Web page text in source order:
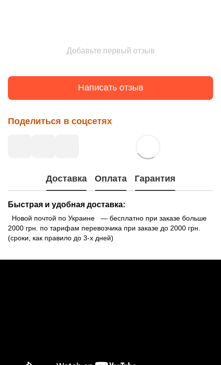
Добавьте первый отзыв
Написать отзыв
Поделиться в соцсетях
Доставка Оплата Гарантия
Быстрая и удобная доставка:
Новой почтой по Украине — бесплатно при заказе больше
2000 грн. по тарифам перевозчика при заказе до 2000 грн.
(сроки, как правило до 3-х дней)